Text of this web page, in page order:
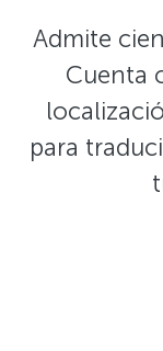
Admite
Cuenta
para